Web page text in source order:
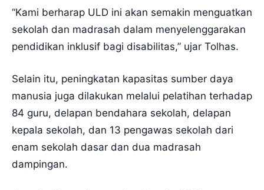
“Kami berharap ULD ini akan semakin menguatkan
sekolah dan madrasah dalam menyelenggarakan
pendidikan inklusif bagi disabilitas,” ujar Tolhas.
Selain itu, peningkatan kapasitas sumber daya
manusia juga dilakukan melalui pelatihan terhadap
84 guru, delapan bendahara sekolah, delapan
kepala sekolah, dan 13 pengawas sekolah dari
enam sekolah dasar dan dua madrasah
dampingan.